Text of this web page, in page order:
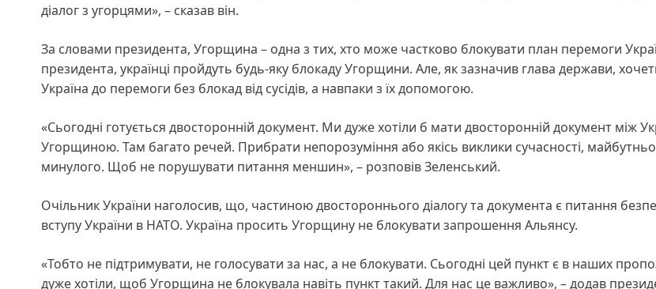
діалог з угорцями», – сказав він.
За словами президента, Угорщина – одна з тих, хто може частково блокувати план перемоги
президента, українці пройдуть будь-яку блокаду Угорщини. Але, як зазначив глава держави,
Україна до перемоги без блокад від сусідів, а навпаки з їх допомогою.
«Сьогодні готується двосторонній документ. Ми дуже хотіли б мати двосторонній документ між
Угорщиною. Там багато речей. Прибрати непорозуміння або якісь виклики сучасності,
минулого. Щоб не порушувати питання меншин», – розповів Зеленський.
Очільник України наголосив, що, частиною двостороннього діалогу та документа є питання
вступу України в НАТО. Україна просить Угорщину не блокувати запрошення Альянсу.
«Тобто не підтримувати, не голосувати за нас, а не блокувати. Сьогодні цей пункт є в наших
дуже хотіли, щоб Угорщина не блокувала навіть пункт такий. Для нас це важливо», – додав